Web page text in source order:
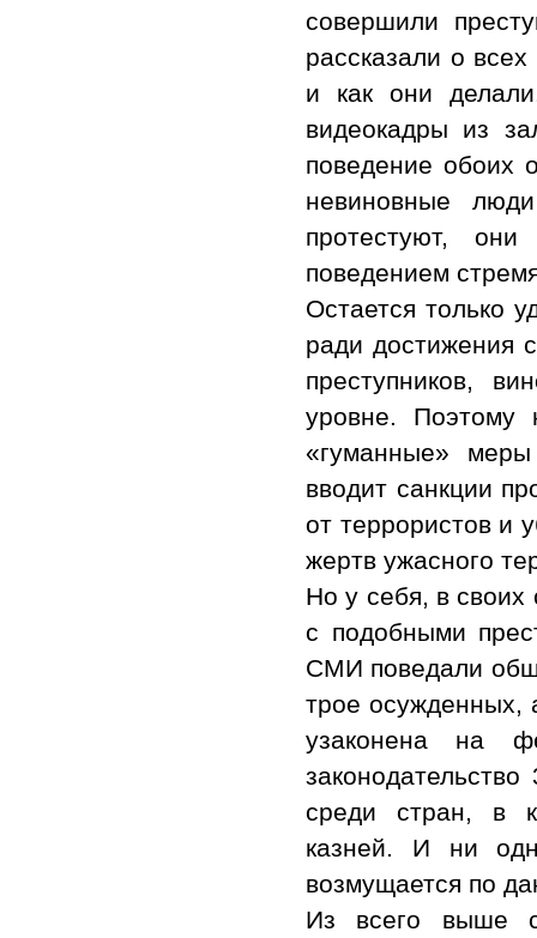
совершили
рассказали о всех
и как они
видеокадры из
поведение обоих
невиновные
протестуют,
поведением
Остается только
ради достижения
преступников,
уровне. Поэтому
«гуманные»
вводит санкции
от террористов и
жертв ужасного
Но у себя, в
с подобными
СМИ поведали
трое осужденных,
узаконена на
среди стран, в
казней. И ни
возмущается по
Из всего выше